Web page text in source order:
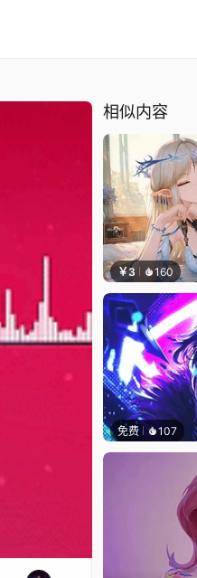
相似内容
￥3 160
免费 107